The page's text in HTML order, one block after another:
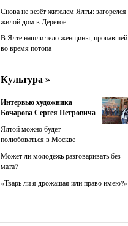
Снова не везёт жителем Ялты: загорелся
жилой дом в Дерекое
В Ялте нашли тело женщины, пропавшей
во время потопа
Культура »
Интервью художника
Бочарова Сергея Петровича
Ялтой можно будет
полюбоваться в Москве
Может ли молодёжь разговаривать без
мата?
«Тварь ли я дрожащая или право имею?»